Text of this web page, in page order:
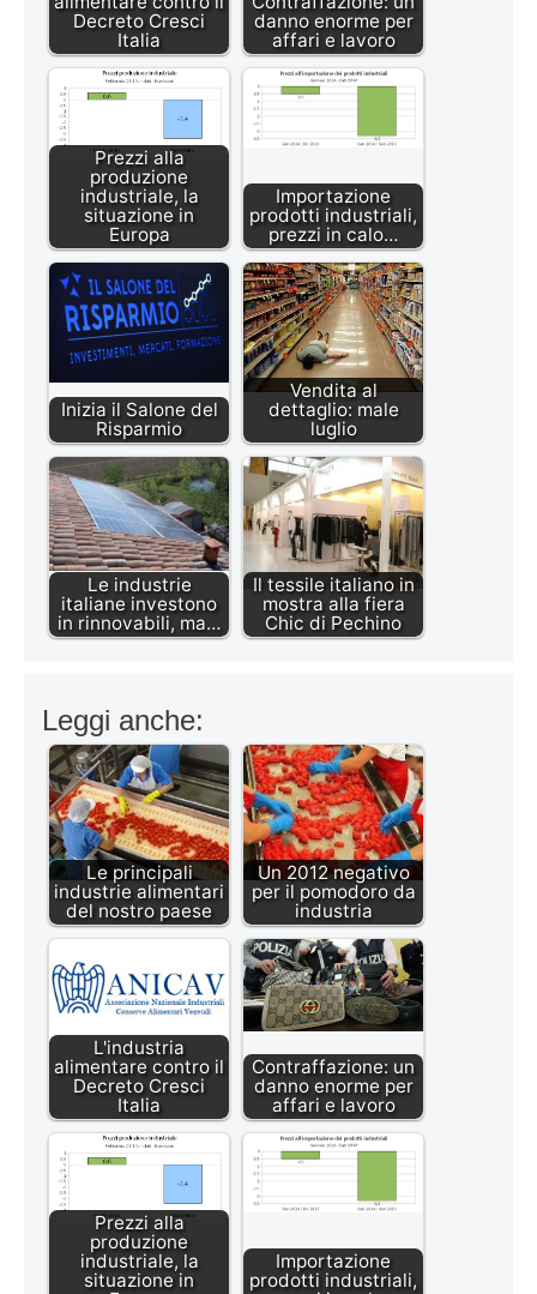
Decreto Cresci
Italia
danno enorme per
affari e lavoro
Prezzi alla
produzione
industriale, la
situazione in
Europa
Importazione
prodotti industriali,
prezzi in calo…
Inizia il Salone del
Risparmio
Vendita al
dettaglio: male
luglio
Le industrie
italiane investono
in rinnovabili, ma…
Il tessile italiano in
mostra alla fiera
Chic di Pechino
Leggi anche:
Le principali
industrie alimentari
del nostro paese
Un 2012 negativo
per il pomodoro da
industria
L'industria
alimentare contro il
Decreto Cresci
Italia
Contraffazione: un
danno enorme per
affari e lavoro
Prezzi alla
produzione
industriale, la
situazione in
Importazione
prodotti industriali,